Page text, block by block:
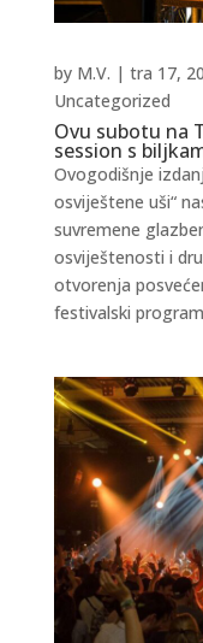
Ovu subotu na
session s
by M.V. | tra 17,
Uncategorized
Ovogodišnje
osviještene uši“
suvremene
osviještenosti i
otvorenja
festivalski